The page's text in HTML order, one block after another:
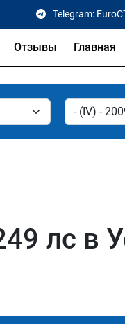
Telegram:
Отзывы Главная
лс в